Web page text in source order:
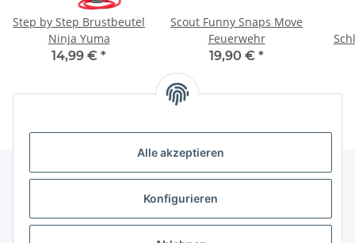
Alle akzeptieren
Konfigurieren
Step by Step Brustbeutel
Ninja Yuma
14,99 € *
Scout Funny Snaps Move
Feuerwehr
19,90 € *